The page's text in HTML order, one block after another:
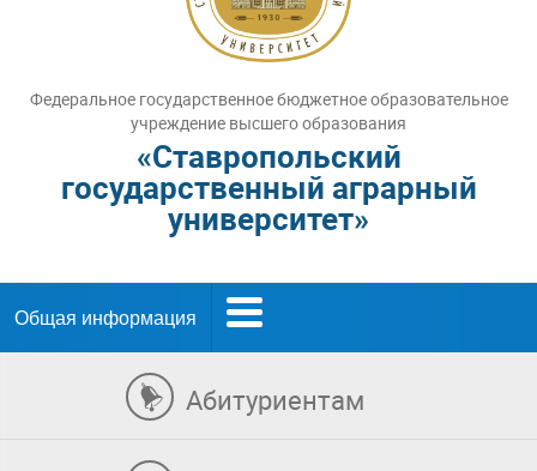
Федеральное государственное бюджетное образовательное
учреждение высшего образования
«Ставропольский
государственный аграрный
университет»
Общая информация
Абитуриентам